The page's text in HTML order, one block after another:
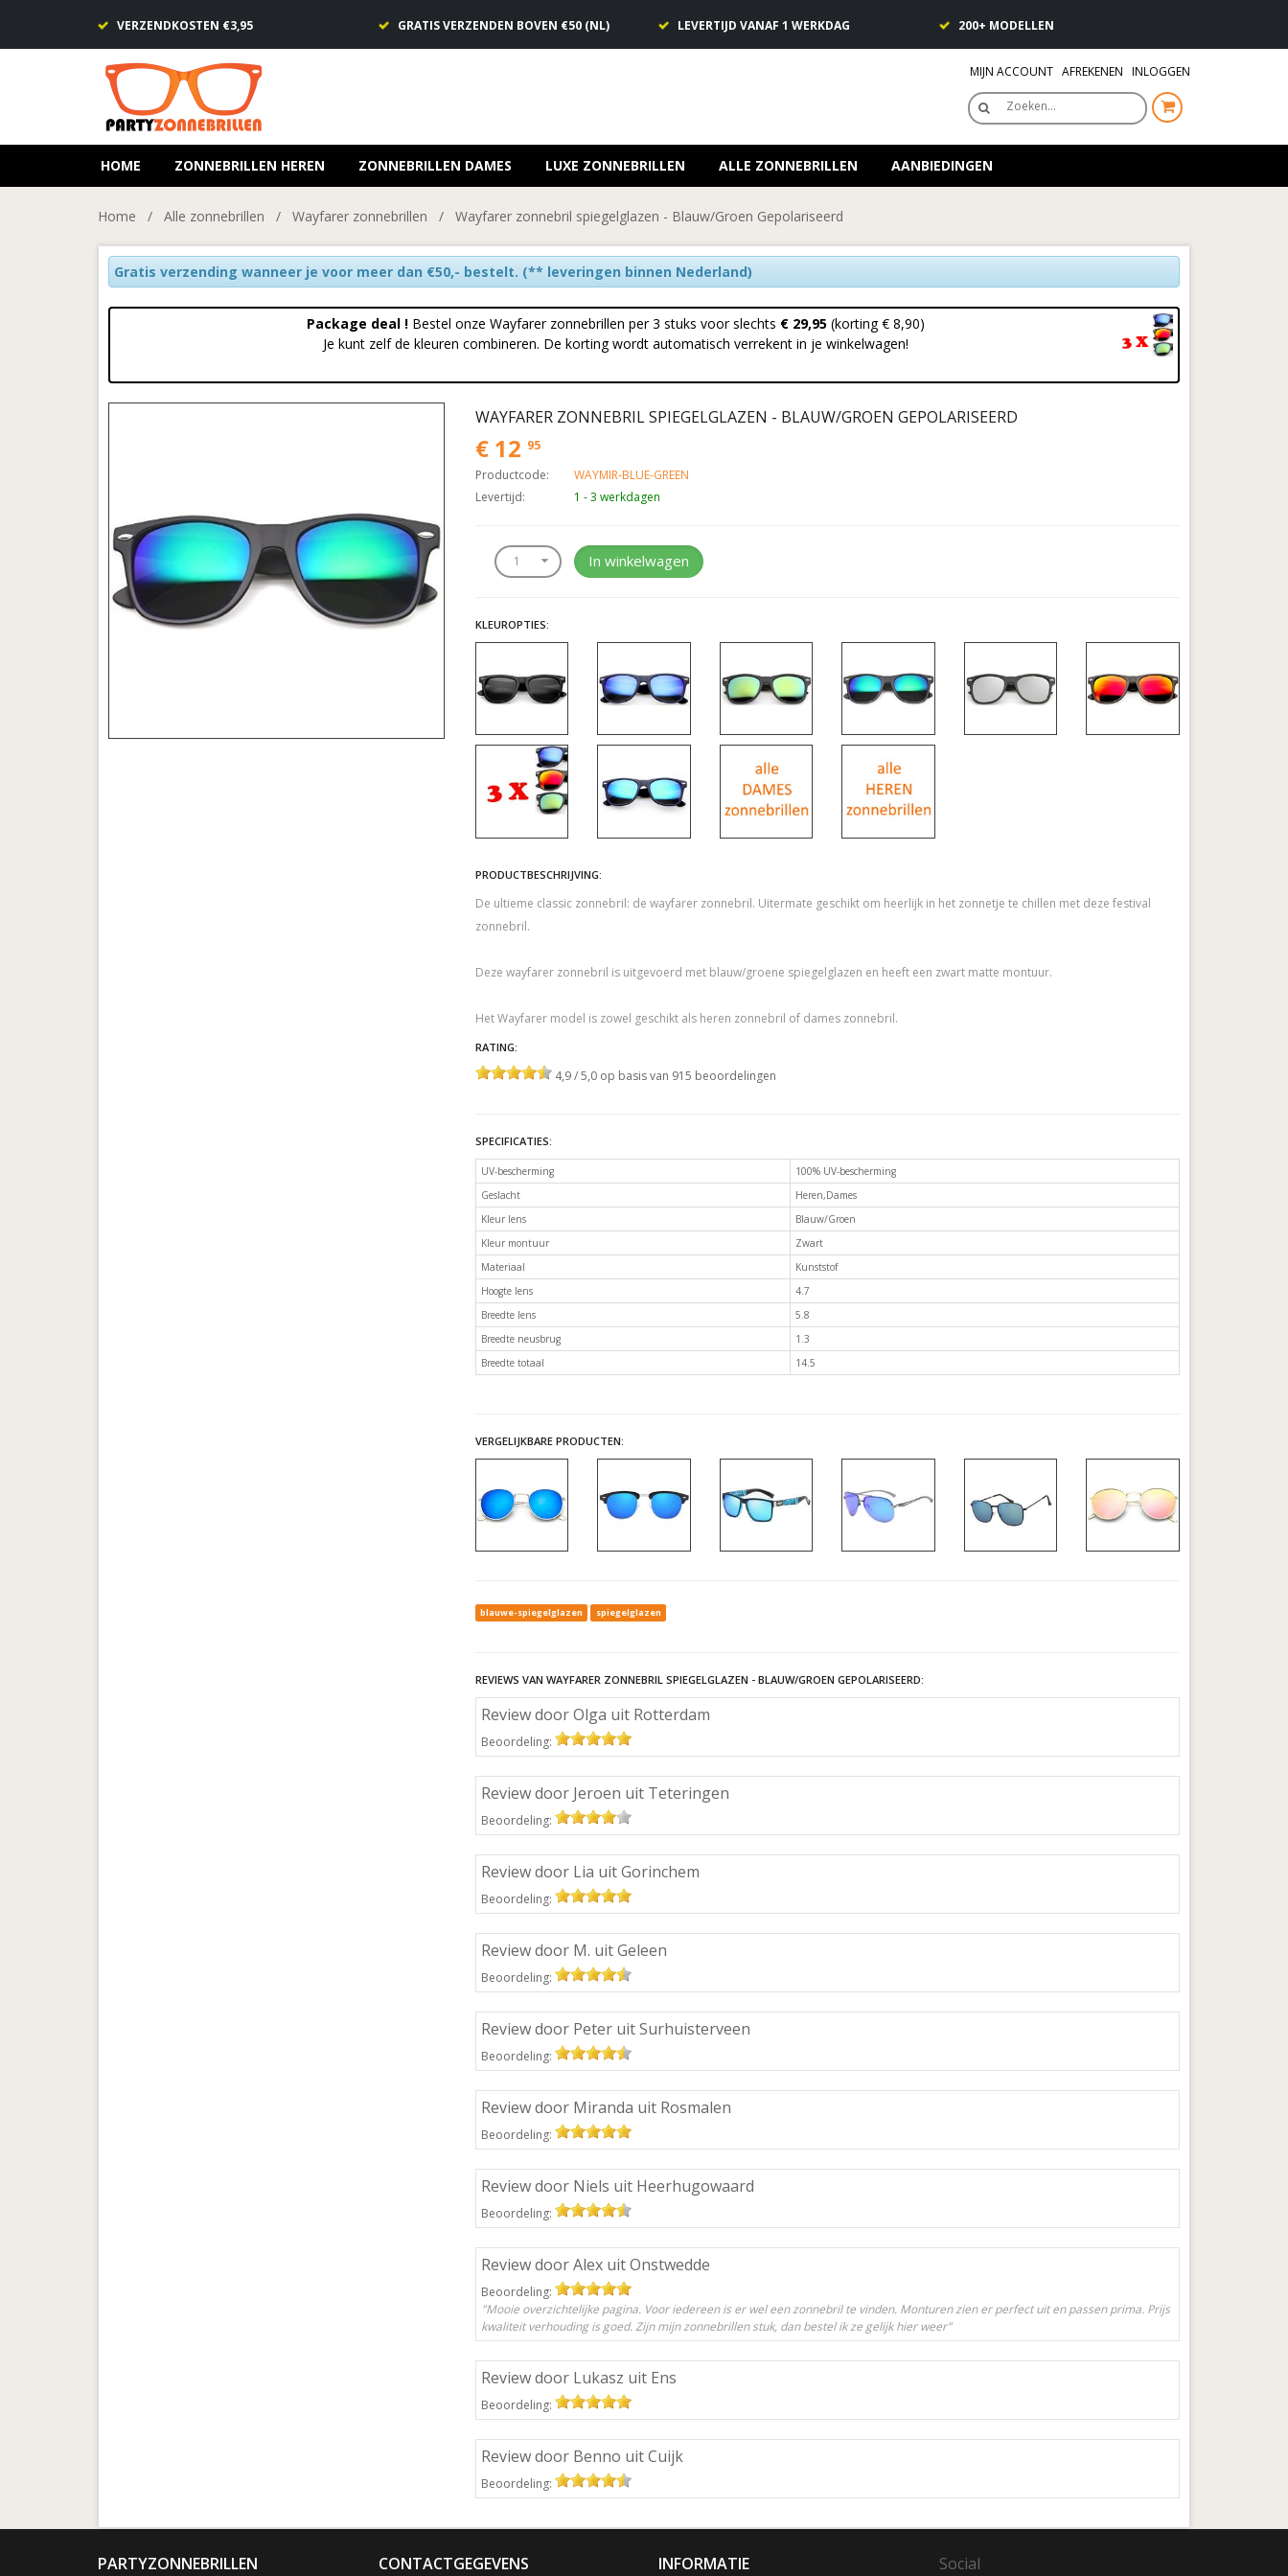
VERZENDKOSTEN €3,95 GRATIS VERZENDEN BOVEN €50 (NL) LEVERTIJD VANAF 1 WERKDAG 200+ MODELLEN
MIJN ACCOUNT AFREKENEN INLOGGEN
Zoeken…
HOME ZONNEBRILLEN HEREN ZONNEBRILLEN DAMES LUXE ZONNEBRILLEN ALLE ZONNEBRILLEN AANBIEDINGEN
Home / Alle zonnebrillen / Wayfarer zonnebrillen / Wayfarer zonnebril spiegelglazen - Blauw/Groen Gepolariseerd
Gratis verzending wanneer je voor meer dan €50,- bestelt. (** leveringen binnen Nederland)
Package deal ! Bestel onze Wayfarer zonnebrillen per 3 stuks voor slechts € 29,95(korting € 8,90)
Je kunt zelf de kleuren combineren. De korting wordt automatisch verrekent in je winkelwagen!
WAYFARER ZONNEBRIL SPIEGELGLAZEN - BLAUW/GROEN GEPOLARISEERD
€ 12 95
Productcode:
WAYMIR-BLUE-GREEN
Levertijd:
1 - 3 werkdagen
In winkelwagen
KLEUROPTIES:
PRODUCTBESCHRIJVING:
De ultieme classic zonnebril: de wayfarer zonnebril. Uitermate geschikt om heerlijk in het zonnetje te chillen met deze festival
zonnebril.
Deze wayfarer zonnebril is uitgevoerd met blauw/groene spiegelglazen en heeft een zwart matte montuur.
Het Wayfarer model is zowel geschikt als heren zonnebril of dames zonnebril.
RATING:
4,9 / 5,0 op basis van 915 beoordelingen
SPECIFICATIES:
UV-bescherming
100% UV-bescherming
Geslacht
Heren,Dames
Kleur lens
Blauw/Groen
Kleur montuur
Zwart
Materiaal
Kunststof
Hoogte lens
4.7
Breedte lens
5.8
Breedte neusbrug
1.3
Breedte totaal
14.5
VERGELIJKBARE PRODUCTEN:
blauwe-spiegelglazen spiegelglazen
REVIEWS VAN WAYFARER ZONNEBRIL SPIEGELGLAZEN - BLAUW/GROEN GEPOLARISEERD:
Review door Olga uit Rotterdam
Beoordeling:
Review door Jeroen uit Teteringen
Beoordeling:
Review door Lia uit Gorinchem
Beoordeling:
Review door M. uit Geleen
Beoordeling:
Review door Peter uit Surhuisterveen
Beoordeling:
Review door Miranda uit Rosmalen
Beoordeling:
Review door Niels uit Heerhugowaard
Beoordeling:
Review door Alex uit Onstwedde
Beoordeling:
"Mooie overzichtelijke pagina. Voor iedereen is er wel een zonnebril te vinden. Monturen zien er perfect uit en passen prima. Prijs
kwaliteit verhouding is goed. Zijn mijn zonnebrillen stuk, dan bestel ik ze gelijk hier weer"
Review door Lukasz uit Ens
Beoordeling:
Review door Benno uit Cuijk
Beoordeling:
PARTYZONNEBRILLEN CONTACTGEGEVENS INFORMATIE Social